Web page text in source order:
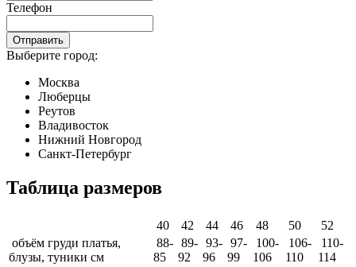
Телефон
Отправить
Выберите город:
Москва
Люберцы
Реутов
Владивосток
Нижний Новгород
Санкт-Петербург
Таблица размеров
40 42 44 46 48 50
52
объём груди платья,
блузы, туники см
88-
85
89-
92
93-
96
97-
99
100-
106
106-
110
110-
114